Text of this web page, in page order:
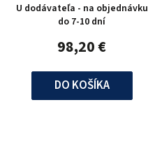
U dodávateľa - na objednávku
do 7-10 dní
98,20 €
DO KOŠÍKA